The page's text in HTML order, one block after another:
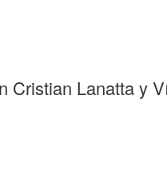
Cristian Lanatta y